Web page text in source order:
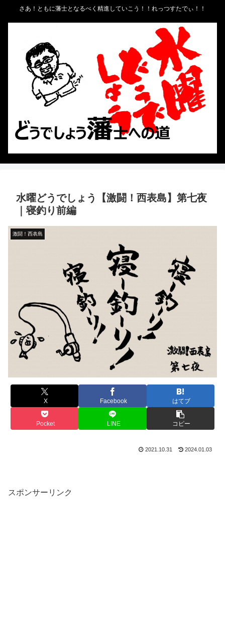
さあ！ともに藩士となるべく精進していこう！！れっつすたでぃ！！
水曜どうでしょう【激闘！西表島】第七夜
｜寝釣り前編
激闘！西表島
X Facebook はてブ
Pocket LINE コピー
2021.10.31 2024.01.03
スポンサーリンク